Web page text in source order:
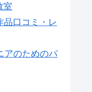
室
品口コミ・レ
アのためのパ